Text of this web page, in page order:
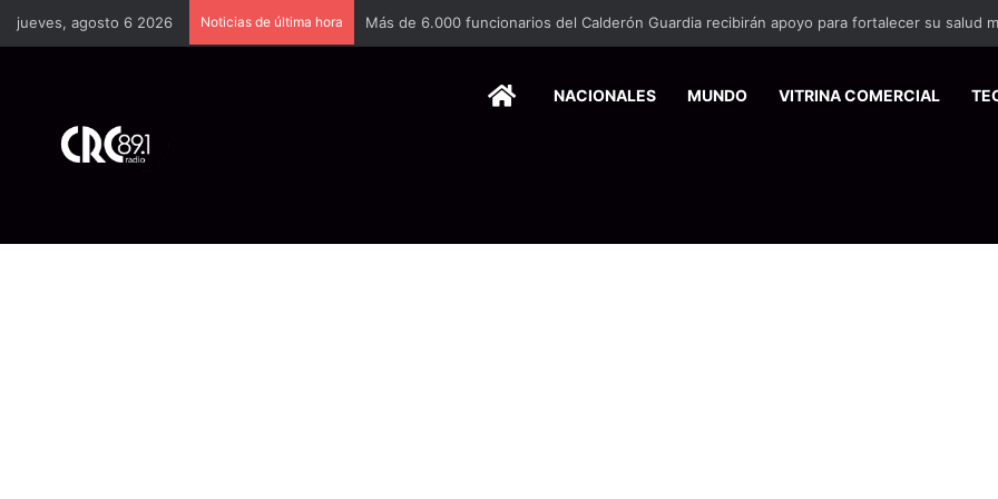
jueves, agosto 6 2026 Noticias de última hora
HOMENACIONALES MUNDO VITRINA COMERCIAL